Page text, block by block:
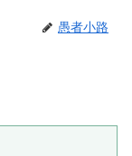
愚者小路